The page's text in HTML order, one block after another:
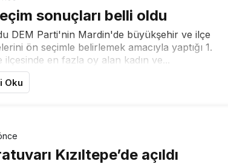
sonuçları belli oldu
DEM Parti'nin Mardin'de büyükşehir ve ilçe
ön seçimle belirlemek amacıyla yaptığı 1.
en fazla oy alan kadın ve...
Oku
Kızıltepe’de açıldı